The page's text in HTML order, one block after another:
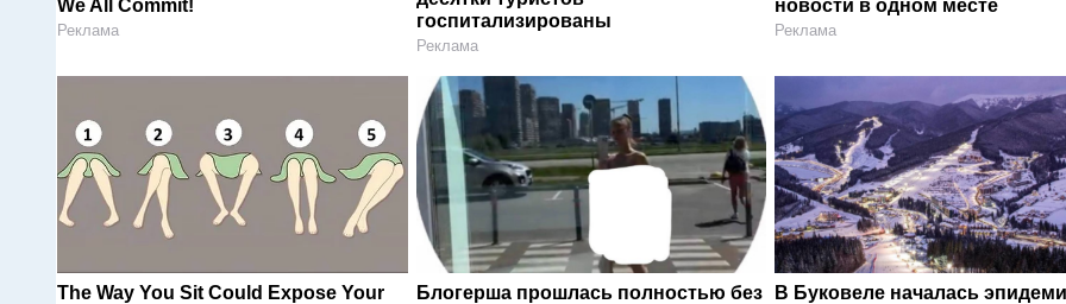
We All Commit!
Реклама
госпитализированы
Реклама
новости в одном месте
Реклама
The Way You Sit Could Expose Your
Блогерша прошлась полностью без
В Буковеле началась